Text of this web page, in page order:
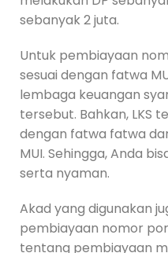
sebanyak 2 juta.
Untuk pembiayaan
sesuai dengan fatwa
lembaga keuangan
tersebut. Bahkan, LKS
dengan fatwa fatwa
MUI. Sehingga, Anda
serta nyaman.
Akad yang digunakan
pembiayaan nomor
tentang pembiayaan